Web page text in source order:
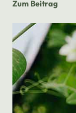
Zum Beitrag